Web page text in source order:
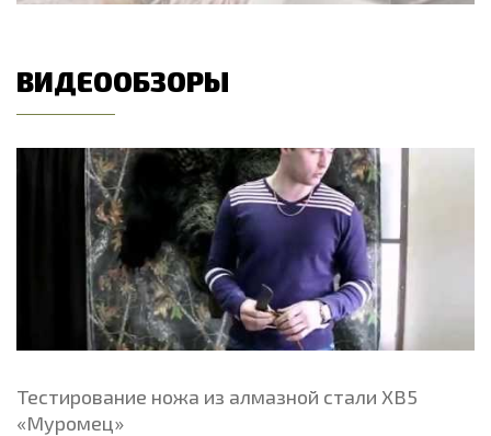
ВИДЕООБЗОРЫ
Тестирование ножа из алмазной стали ХВ5
«Муромец»